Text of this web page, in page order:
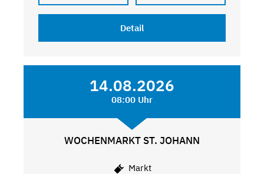
Detail
14.08.2026
08:00 Uhr
WOCHENMARKT ST. JOHANN
Markt